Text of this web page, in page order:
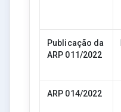
Publicação da
ARP 011/2022
ARP 014/2022